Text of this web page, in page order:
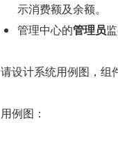
示消费额及余额。
管理中心的管理员
请设计系统用例图，组
用例图：